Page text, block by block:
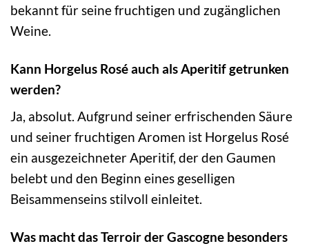
bekannt für seine fruchtigen und zugänglichen
Weine.
Kann Horgelus Rosé auch als Aperitif getrunken
werden?
Ja, absolut. Aufgrund seiner erfrischenden Säure
und seiner fruchtigen Aromen ist Horgelus Rosé
ein ausgezeichneter Aperitif, der den Gaumen
belebt und den Beginn eines geselligen
Beisammenseins stilvoll einleitet.
Was macht das Terroir der Gascogne besonders